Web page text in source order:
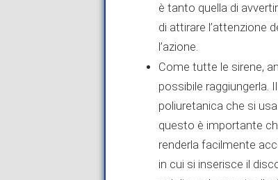
è tanto quella di
di attirare l’attenzione
l’azione.
Come tutte le sirene,
possibile raggiungerla.
poliuretanica che si
questo è importante
renderla facilmente
in cui si inserisce il